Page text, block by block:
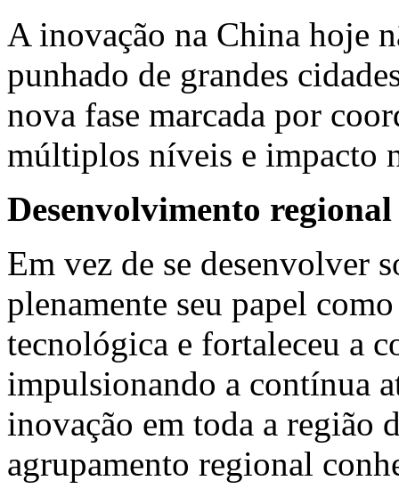
A inovação na China hoje
punhado de grandes
nova fase marcada por
múltiplos níveis e impacto
Desenvolvimento
Em vez de se desenvolver
plenamente seu papel
tecnológica e fortaleceu a
impulsionando a contínua
inovação em toda a região
agrupamento regional